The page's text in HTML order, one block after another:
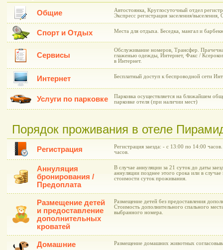
Общие
Автостоянка, Круглосуточный отдел
Экспресс регистрация заселения/выселения,
Спорт и Отдых Места для отдыха. Беседка, мангал и
Сервисы
Обслуживание номеров, Трансфер.
глаженью одежды, Интернет, Факс /
в Интернет.
Интернет Бесплатный доступ к беспроводной сети
Услуги по парковке
Парковка осуществляется на ближайшем
парковке отеля (при наличии мест)
Порядок проживания в отеле
Регистрация
Регистрация заезда: - с 13:00 по 14:00
часов.
Аннуляция
бронирования /
Предоплата
В случае аннуляции за 21 суток до даты
аннуляции позднее этого срока или в случае
стоимости суток проживания.
Размещение детей
и предоставление
дополнительных
кроватей
Размещение детей без предоставления
Стоимость дополнительного спального
выбранного номера.
Домашние
Размещение домашних животных